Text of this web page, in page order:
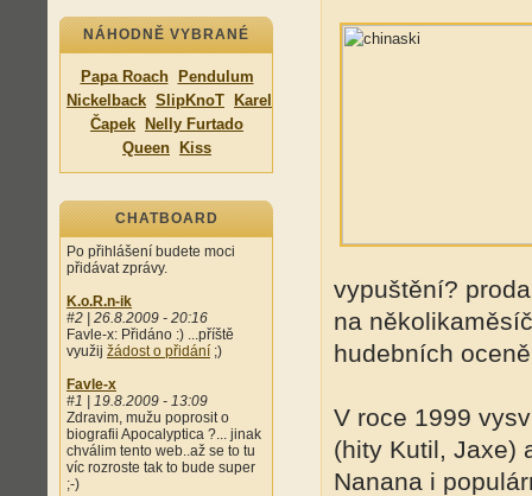
NÁHODNĚ VYBRANÉ
Papa Roach
Pendulum
Nickelback SlipKnoT
Karel
Čapek
Nelly Furtado
Queen
Kiss
CHATBOARD
Po přihlášení budete moci
přidávat zprávy.
K.o.R.n-ik
#2 | 26.8.2009 - 20:16
Favle-x: Přidáno :) ...příště
využij žádost o přidání ;)
Favle-x
#1 | 19.8.2009 - 13:09
Zdravim, mužu poprosit o
biografii Apocalyptica ?... jinak
chválim tento web..až se to tu
víc rozroste tak to bude super
;-)
vypuštění?
na
hudebních
V roce 1999
(hity Kutil, Jaxe)
Nanana i